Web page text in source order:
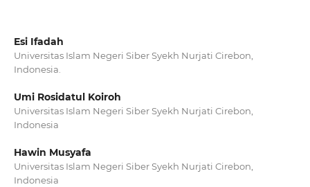
Esi Ifadah
Universitas Islam Negeri Siber Syekh Nurjati Cirebon,
Indonesia.
Umi Rosidatul Koiroh
Universitas Islam Negeri Siber Syekh Nurjati Cirebon,
Indonesia
Hawin Musyafa
Universitas Islam Negeri Siber Syekh Nurjati Cirebon,
Indonesia